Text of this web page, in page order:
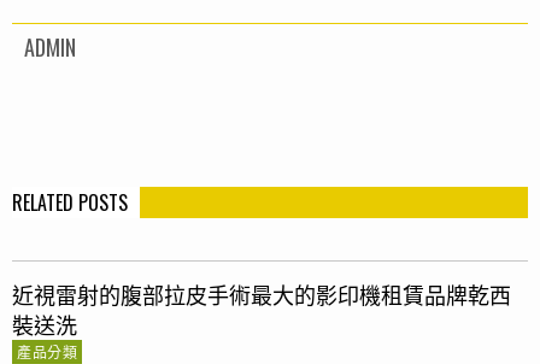
ADMIN
RELATED POSTS
近視雷射的腹部拉皮手術最大的影印機租賃品牌乾西
裝送洗
產品分類